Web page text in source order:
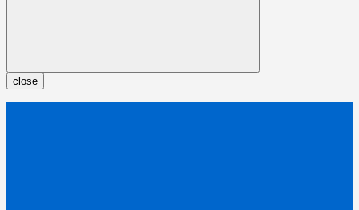
close